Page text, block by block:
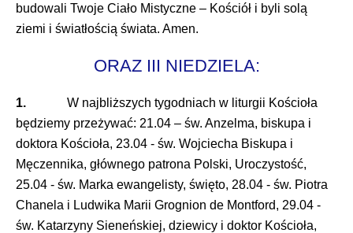
budowali Twoje Ciało Mistyczne – Kościół i byli solą
ziemi i światłością świata. Amen.
ORAZ III NIEDZIELA:
1. W najbliższych tygodniach w liturgii Kościoła
będziemy przeżywać: 21.04 – św. Anzelma, biskupa i
doktora Kościoła, 23.04 - św. Wojciecha Biskupa i
Męczennika, głównego patrona Polski, Uroczystość,
25.04 - św. Marka ewangelisty, święto, 28.04 - św. Piotra
Chanela i Ludwika Marii Grognion de Montford, 29.04 -
św. Katarzyny Sieneńskiej, dziewicy i doktor Kościoła,